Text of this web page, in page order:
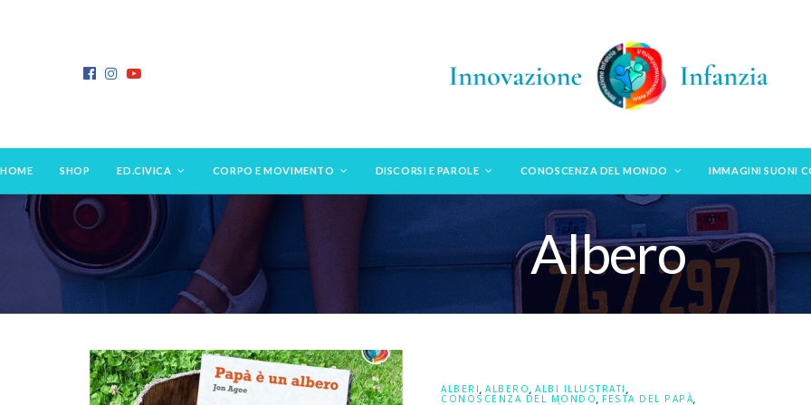
HOME SHOP ED.CIVICA CORPO E MOVIMENTO DISCORSI E PAROLE CONOSCENZA DEL MONDO IMMAGINI SUONI
Albero
ALBERI, ALBERO, ALBI ILLUSTRATI ,
CONOSCENZA DEL MONDO, FESTA DEL PAPÀ,